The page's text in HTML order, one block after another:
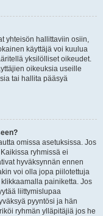
yhteisön hallittaviin osiin,
käyttäjä voi kuulua
yksilölliset oikeudet.
oikeuksia useille
tai hallita pääsyä
omissa asetuksissa. Jos
ryhmissä ei
hyväksynnän ennen
voi olla jopa piilotettuja
painiketta. Jos
liittymislupaa
pyyntösi ja hän
ryhmän ylläpitäjiä jos he